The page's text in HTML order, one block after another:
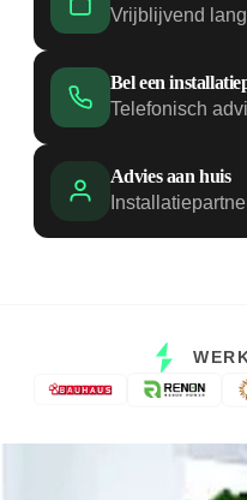
Vrijblijvend
Bel een
Telefonisch
Advies aan huis